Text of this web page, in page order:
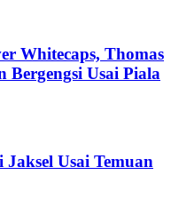
Whitecaps, Thomas
Usai Piala
Usai Temuan